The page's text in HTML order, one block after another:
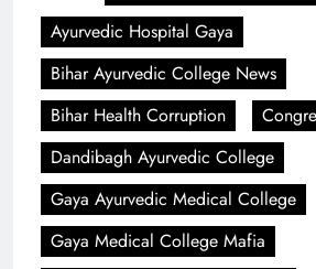
Ayurvedic Hospital Gaya
Bihar Ayurvedic College News
Bihar Health Corruption
Dandibagh Ayurvedic College
Gaya Ayurvedic Medical College
Gaya Medical College Mafia